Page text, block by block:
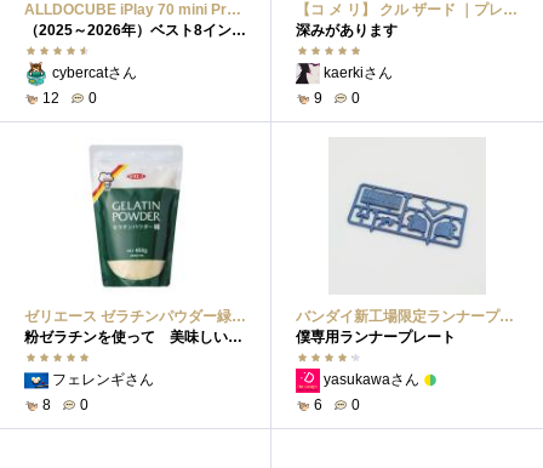
ALLDOCUBE iPlay 70 mini Pro 8.4インチ タブレット MediaTek Dimensity MT8791ALLDOCUBE iPlay 70 mini Pro 8.4インチ タブレット MediaTek Dimensity MT8791
（2025～2026年）ベスト8インチクラスタブレット
cybercatさん
12
0
【コ メ リ】 クル ザード ｜プレミアム かんたんワックススプレー｜最高クラスの撥水＆極艶仕上げ｜全車色対応／洗車後スプレーでツヤ復活｜ C R U Z A R D 洗車【コ メ リ】 クル ザード ｜プレミアム かんたんワックススプレー｜最高クラスの撥水＆極艶仕上げ｜全車色対応／洗車後スプレーでツヤ復活｜ C...
深みがあります
kaerkiさん
9
0
ゼリエース ゼラチンパウダー緑 450gゼリエース ゼラチンパウダー緑 450g
粉ゼラチンを使って 美味しいコーヒーゼリーを
フェレンギさん
8
0
バンダイ新工場限定ランナープレート：ガンダムバンダイ新工場限定ランナープレート：ガンダム
僕専用ランナープレート
yasukawaさん
6
0